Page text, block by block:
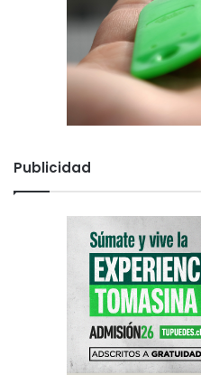
Publicidad